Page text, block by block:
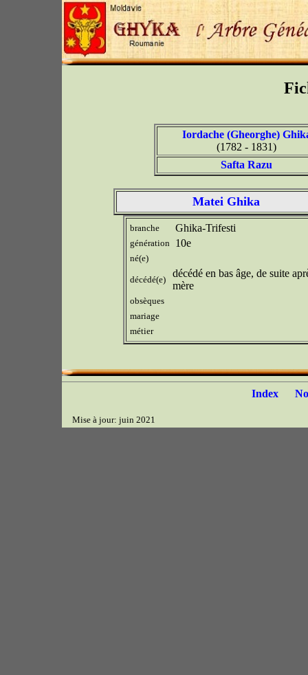
Iordache (Gheorghe)
(1782 - 1831)
Safta Razu
Matei Ghika
branche Ghika-Trifesti
génération 10e
né(e)
décédé(e)
décédé en bas âge, de suite
mère
obsèques
mariage
métier
Index
Mise à jour: juin 2021